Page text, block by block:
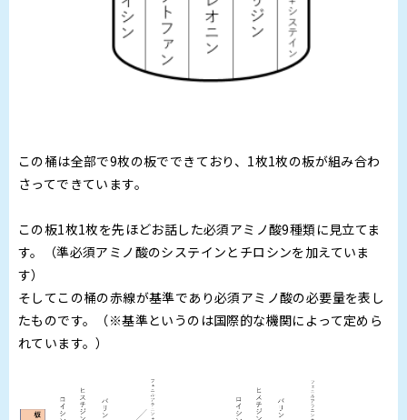
この桶は全部で9枚の板でできており、1枚1枚の板が組み合わ
さってできています。
この板1枚1枚を先ほどお話した必須アミノ酸9種類に見立てま
す。（準必須アミノ酸のシステインとチロシンを加えていま
す）
そしてこの桶の赤線が基準であり必須アミノ酸の必要量を表し
たものです。（※基準というのは国際的な機関によって定めら
れています。）